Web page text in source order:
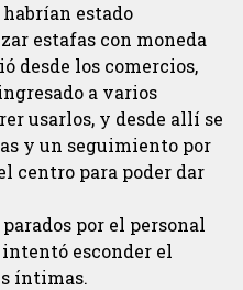
estado
estafas con moneda
desde los comercios,
a varios
usarlos, y desde allí se
y un seguimiento por
centro para poder dar
por el personal
esconder el
íntimas.